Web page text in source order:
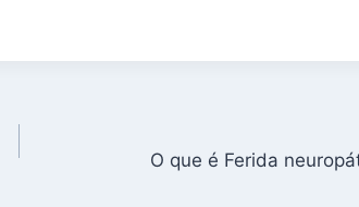
O que é Ferida